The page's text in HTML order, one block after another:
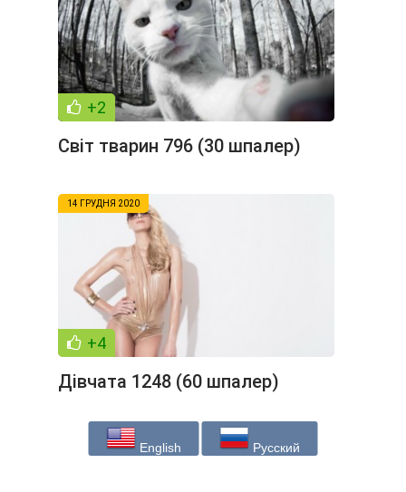
+2
Світ тварин 796 (30 шпалер)
14 ГРУДНЯ 2020
+4
Дівчата 1248 (60 шпалер)
English Русский